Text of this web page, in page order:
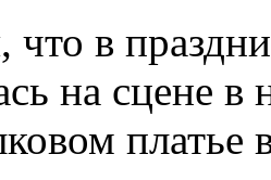
что в
на сцене
платье